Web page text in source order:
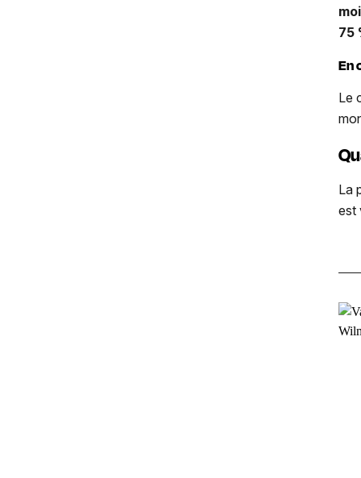
75
En
Le
La
est